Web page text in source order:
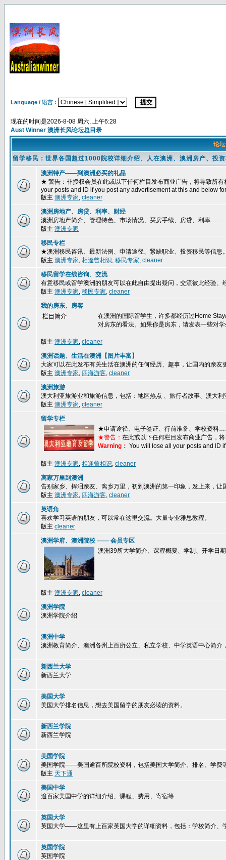
Language / 语言 :
现在的时间是2026-8-08 周六, 上午6:28
Aust Winner 澳洲长风论坛总目录
论
留学移民：世界各国超过1000院校详细介绍、人在澳洲、澳洲房产、
澳洲特产——到澳洲必买的礼品
★ 警告：非授权会员在此或以下任何栏目发布商业广告，将导致所
your posts and ID if you post any advertisement at this and below
版主 澳洲专家, cleaner
澳洲房地产、房贷、利率、财经
澳洲房地产简介、管理特色、市场情况、买房手续、房贷、利率……
版主 澳洲专家
移民专栏
★澳洲移民咨讯、最新法例、申请途径、紧缺职业、投资移民等信息
版主 澳洲专家, 相逢曾相识, 移民专家, cleaner
移民留学在线咨询、交流
有意移民或留学澳洲的朋友可以在此自由提出疑问，交流彼此经验、
版主 澳洲专家, 移民专家, cleaner
我的房东、房客
栏目简介
在澳洲的国际留学生，许多都经历过Home
对房东的看法。如果你是房东，请发表一些对
版主 澳洲专家, cleaner
澳洲话题、生活在澳洲【图片丰富】
大家可以在此发布有关生活在澳洲的任何经历、趣事，让国内的亲
版主 澳洲专家, 四海游客, cleaner
澳洲旅游
澳大利亚旅游业和旅游信息，包括：地区热点 、旅行者故事、澳大
版主 澳洲专家, cleaner
留学专栏
★申请途径、电子签证、行前准备、学校资料
★警告： 在此或以下任何栏目发布商业广告，
Warning： You will lose all your posts and ID
版主 澳洲专家, 相逢曾相识, cleaner
离家万里到澳洲
告别家乡、挥泪亲友、离乡万里，初到澳洲的第一印象，发上来，
版主 澳洲专家, 四海游客, cleaner
英语角
喜欢学习英语的朋友，可以常在这里交流。大量专业雅思教程。
版主 cleaner
澳洲学府、澳洲院校 —— 会员专区
澳洲39所大学简介、课程概要、学制、开学
版主 澳洲专家, cleaner
澳洲学院
澳洲学院介绍
澳洲中学
澳洲教育简介、澳洲各州上百所公立、私立学校、中学英语中心简
新西兰大学
新西兰大学
美国大学
美国大学排名信息，想去美国留学的朋友必读的资料。
新西兰学院
新西兰学院
美国学院
美国学院——美国逾百所院校资料，包括美国大学简介、排名、学
版主 天下通
美国中学
逾百家美国中学的详细介绍、课程、费用、寄宿等
英国大学
英国大学——这里有上百家英国大学的详细资料，包括：学校简介、
英国学院
英国学院